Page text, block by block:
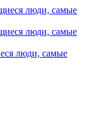
люди, самые